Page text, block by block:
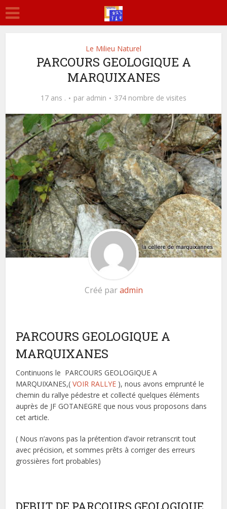
Le Milieu Naturel
PARCOURS GEOLOGIQUE A
MARQUIXANES
17 ans . par admin 374 nombre de visites
Créé paradmin
PARCOURS GEOLOGIQUE A
MARQUIXANES
Continuons le PARCOURS GEOLOGIQUE A
MARQUIXANES,(VOIR RALLYE ), nous avons emprunté le
chemin du rallye pédestre et collecté quelques éléments
auprès de JF GOTANEGRE que nous vous proposons dans
cet article.
( Nous n’avons pas la prétention d’avoir retranscrit tout
avec précision, et sommes prêts à corriger des erreurs
grossières fort probables)